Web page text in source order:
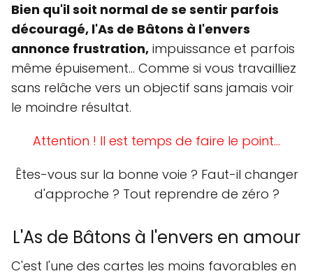
Bien qu'il soit normal de se sentir parfois
découragé, l'As de Bâtons à l'envers
annonce frustration, impuissance et parfois
même épuisement… Comme si vous travailliez
sans relâche vers un objectif sans jamais voir
le moindre résultat.
Attention ! Il est temps de faire le point…
Êtes-vous sur la bonne voie ? Faut-il changer
d'approche ? Tout reprendre de zéro ?
L'As de Bâtons à l'envers en amour
C'est l'une des cartes les moins favorables en